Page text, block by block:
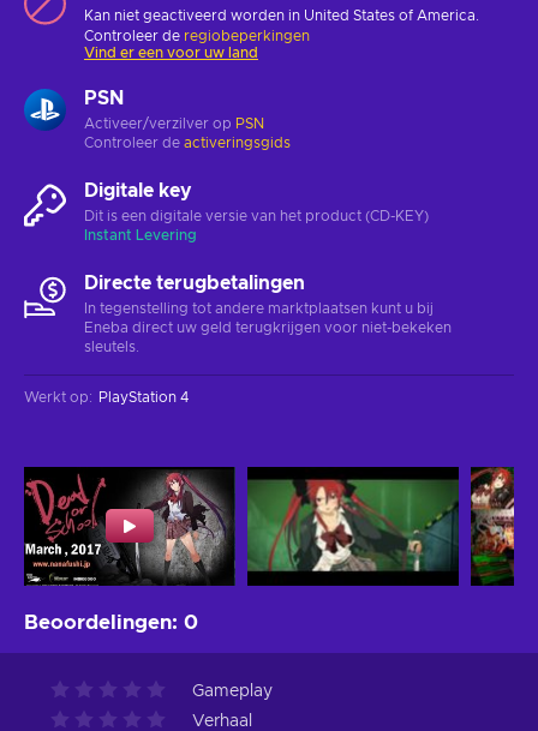
Kan niet geactiveerd worden in United States of America.
Controleer de regiobeperkingen
Vind er een voor uw land
PSN
Activeer/verzilver op PSN
Controleer de activeringsgids
Digitale key
Dit is een digitale versie van het product (CD-KEY)
Instant Levering
Directe terugbetalingen
In tegenstelling tot andere marktplaatsen kunt u bij
Eneba direct uw geld terugkrijgen voor niet-bekeken
sleutels.
Werkt op: PlayStation 4
Beoordelingen: 0
Gameplay
Verhaal